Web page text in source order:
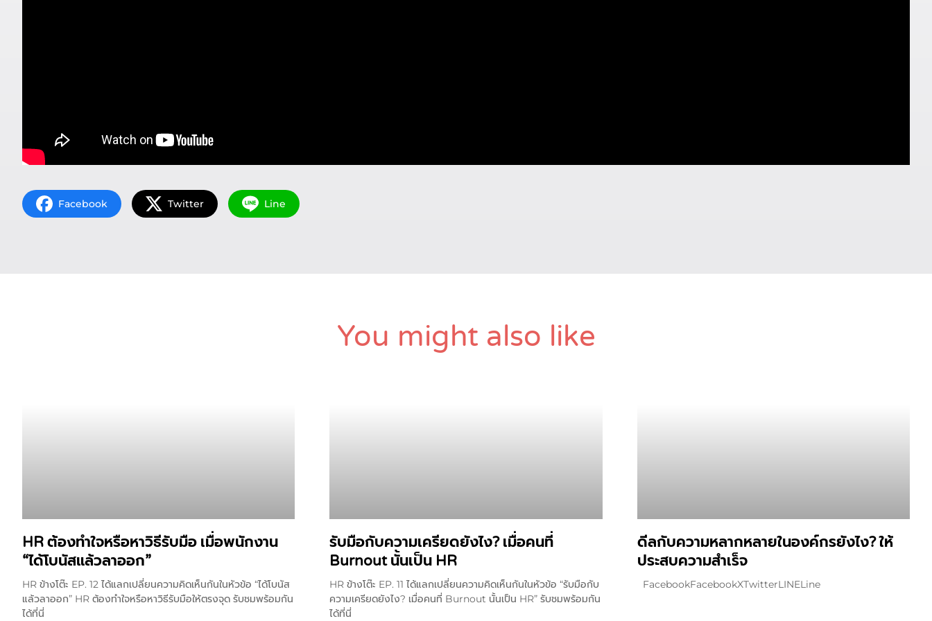
Facebook Twitter Line
You might also like
HR ต้องทำใจหรือหาวิธีรับมือ เมื่อพนักงาน
“ได้โบนัสแล้วลาออก”
HR ข้างโต๊ะ EP. 12 ได้แลกเปลี่ยนความคิดเห็นกันในหัวข้อ “ได้โบนัส
แล้วลาออก” HR ต้องทำใจหรือหาวิธีรับมือให้ตรงจุด รับชมพร้อมกัน
ได้ที่นี่
รับมือกับความเครียดยังไง? เมื่อคนที่
Burnout นั้นเป็น HR
HR ข้างโต๊ะ EP. 11 ได้แลกเปลี่ยนความคิดเห็นกันในหัวข้อ “รับมือกับ
ความเครียดยังไง? เมื่อคนที่ Burnout นั้นเป็น HR” รับชมพร้อมกัน
ได้ที่นี่
ดีลกับความหลากหลายในองค์กรยังไง? ให้
ประสบความสำเร็จ
FacebookFacebookXTwitterLINELine